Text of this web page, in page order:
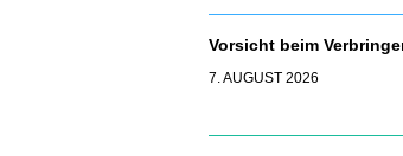
Vorsicht beim
7. AUGUST 2026